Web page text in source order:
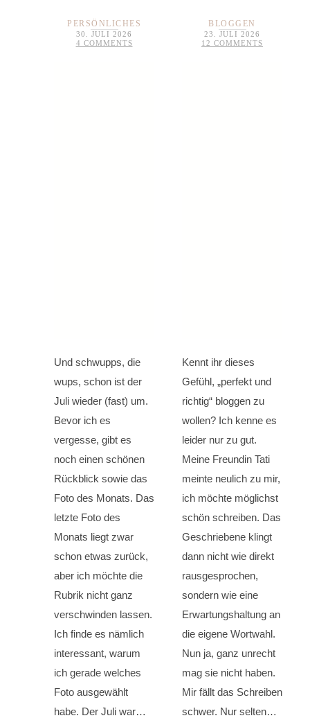
PERSÖNLICHES
30. JULI 2026
4 COMMENTS
Und schwupps, die
wups, schon ist der
Juli wieder (fast) um.
Bevor ich es
vergesse, gibt es
noch einen schönen
Rückblick sowie das
Foto des Monats. Das
letzte Foto des
Monats liegt zwar
schon etwas zurück,
aber ich möchte die
Rubrik nicht ganz
verschwinden lassen.
Ich finde es nämlich
interessant, warum
ich gerade welches
Foto ausgewählt
habe. Der Juli war…
BLOGGEN
23. JULI 2026
12 COMMENTS
Kennt ihr dieses
Gefühl, „perfekt und
richtig“ bloggen zu
wollen? Ich kenne es
leider nur zu gut.
Meine Freundin Tati
meinte neulich zu mir,
ich möchte möglichst
schön schreiben. Das
Geschriebene klingt
dann nicht wie direkt
rausgesprochen,
sondern wie eine
Erwartungshaltung an
die eigene Wortwahl.
Nun ja, ganz unrecht
mag sie nicht haben.
Mir fällt das Schreiben
schwer. Nur selten…